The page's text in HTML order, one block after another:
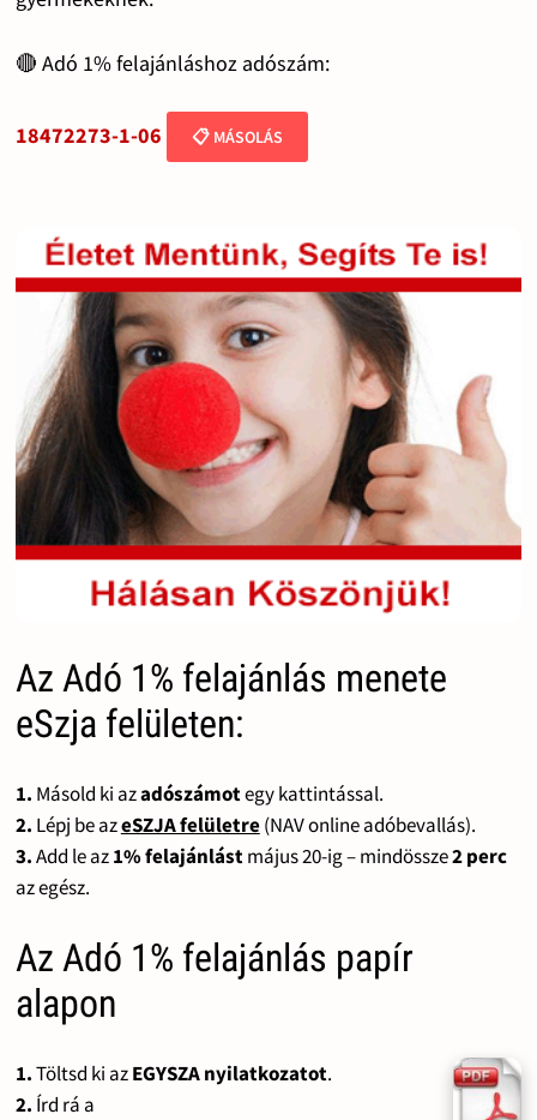
🔴 Adó 1% felajánláshoz adószám:
18472273-1-06 📋 MÁSOLÁS
Az Adó 1% felajánlás menete
eSzja felületen:
1. Másold ki azadószámotegy kattintással.
2. Lépj be azeSZJA felületre(NAV online adóbevallás).
3.Add le az1% felajánlástmájus 20-ig – mindössze2 perc
az egész.
Az Adó 1% felajánlás papír
alapon
1.Töltsd ki azEGYSZA nyilatkozatot.
2. Írd rá a